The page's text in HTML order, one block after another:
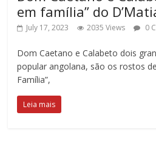
em família” do
July 17, 2023 2035 Views 0
Dom Caetano e Calabeto dois
popular angolana, são os rostos
Família”,
Leia mais